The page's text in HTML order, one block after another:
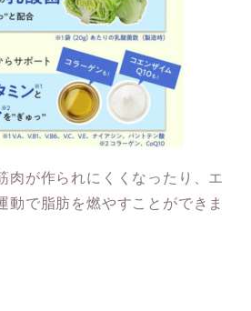
肉が作られにくくなったり、エ
動で脂肪を燃やすことができま